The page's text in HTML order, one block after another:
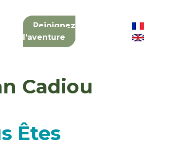
Rejoignez
l'aventure
Cadiou
Êtes